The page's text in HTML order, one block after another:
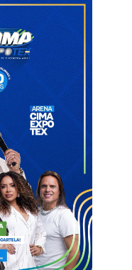
Humano, Pollyanna
reparação histórica. “O
de ações e hoje,
e Costura. Na
têm, mas precisam
ter a habilidade de
melhorar sua
oportunidade,
território. Essa
quando traz toda
para qualificar as
cultura de paz,
da Paraíba”.